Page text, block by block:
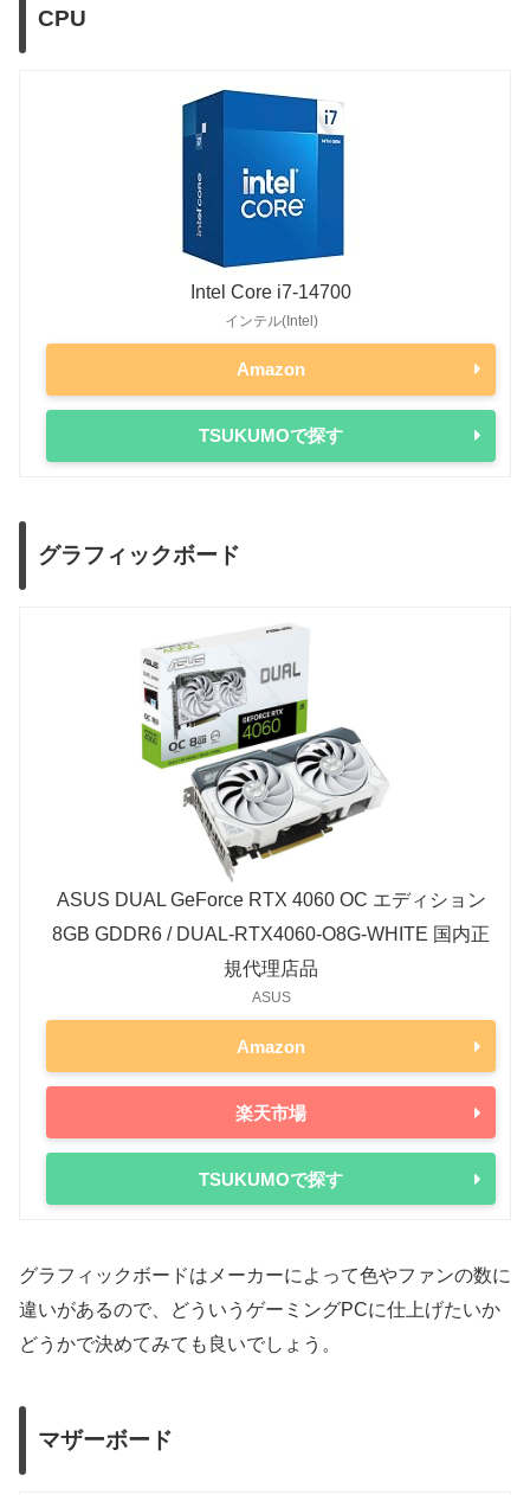
CPU
Intel Core i7-14700
インテル(Intel)
Amazon
TSUKUMOで探す
グラフィックボード
ASUS DUAL GeForce RTX 4060 OC エディション
8GB GDDR6 / DUAL-RTX4060-O8G-WHITE 国内正
規代理店品
ASUS
Amazon
楽天市場
TSUKUMOで探す
グラフィックボードはメーカーによって色やファンの数に
違いがあるので、どういうゲーミングPCに仕上げたいか
どうかで決めてみても良いでしょう。
マザーボード